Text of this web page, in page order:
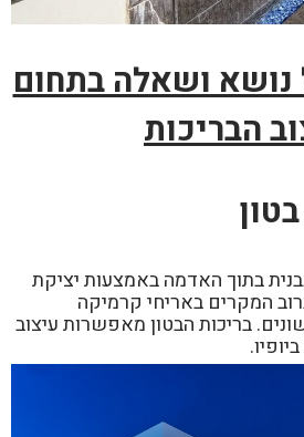
נושא ושאלה בתחום
הבריכות
בתוך האדמה באמצעות יציקת
המקרים באריחי קרמיקה
בריכות הבטון מאפשרות עיצוב